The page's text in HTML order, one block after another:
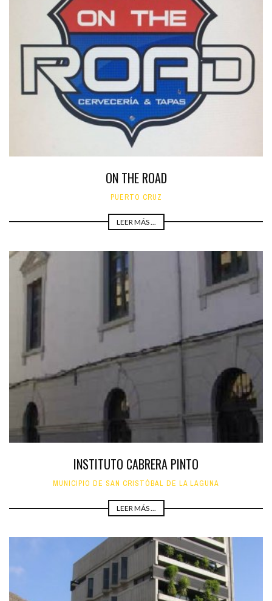
ON THE ROAD
PUERTO CRUZ
LEER MÁS ...
INSTITUTO CABRERA PINTO
MUNICIPIO DE SAN CRISTÓBAL DE LA LAGUNA
LEER MÁS ...